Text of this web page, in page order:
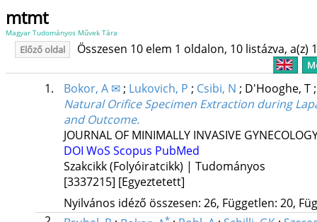
mtmt
Magyar Tudományos Művek Tára
Előző oldal Összesen 10 elem 1 oldalon, 10 listázva, a(z)
1. Bokor, A ✉; Lukovich, P ; Csibi, N ; D'Hooghe, T
Natural Orifice Specimen Extraction during
and Outcome.
JOURNAL OF MINIMALLY INVASIVE
DOI WoS Scopus PubMed
Szakcikk (Folyóiratcikk) | Tudományos
[3337215] [Egyeztetett]
Nyilvános idéző összesen: 26, Független: 20,